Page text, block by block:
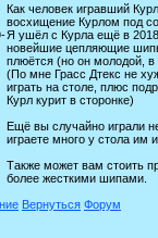
Как человек игравший
восхищение Курлом под
Я ушёл с Курла ещё в
новейшие цепляющие
плюётся (но он молодой, в
(По мне Грасс Дтекс не
играть на столе, плюс
Курл курит в сторонке)
Ещё вы случайно играли
играете много у стола им
Также может вам стоить
более жесткими шипами.
Вернуться Форум